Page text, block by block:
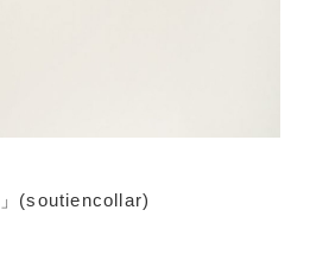
」(soutiencollar)